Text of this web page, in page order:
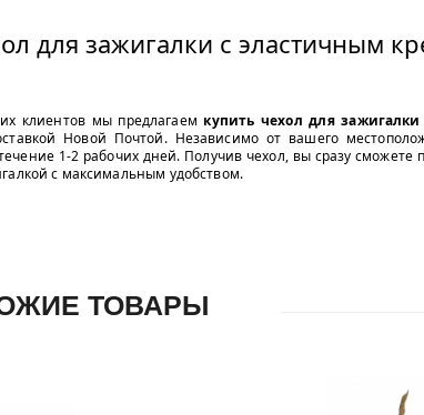
для зажигалки с эластичным
клиентов мы предлагаем купить чехол для
Новой Почтой. Независимо от вашего
1-2 рабочих дней. Получив чехол, вы сразу сможете
с максимальным удобством.
ТОВАРЫ